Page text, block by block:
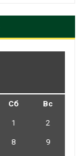
Сб Вс
1 2
8 9